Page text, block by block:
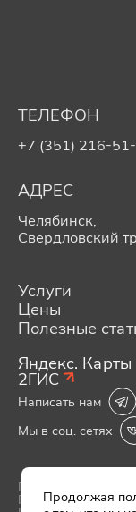
ТЕЛЕФОН
+7 (351) 216-
АДРЕС
Челябинск,
Свердловский
Услуги
Цены
Полезные
Яндекс. Карты
2ГИС
Написать нам
Мы в соц. сетях
Политика
Политика
Продолжая